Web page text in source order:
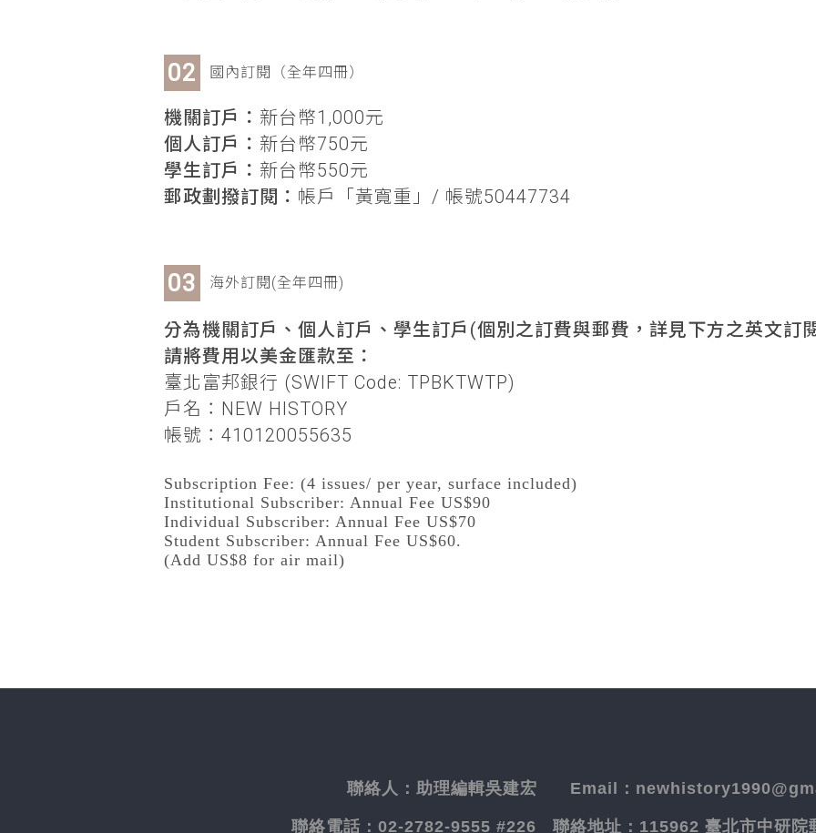
國內訂閱（全年四冊）
機關訂戶： 新台幣1,000元
個人訂戶： 新台幣750元
學生訂戶： 新台幣550元
郵政劃撥訂閱： 帳戶「黃寬重」/ 帳號50447734
海外訂閱(全年四冊)
分為機關訂戶、個人訂戶、學生訂戶(個別之訂費與郵費，詳見下方之英文訂
請將費用以美金匯款至：
臺北富邦銀行 (SWIFT Code: TPBKTWTP)
戶名：NEW HISTORY
帳號：410120055635
Subscription Fee: (4 issues/ per year, surface included)
Institutional Subscriber: Annual Fee US$90
Individual Subscriber: Annual Fee US$70
Student Subscriber: Annual Fee US$60.
(Add US$8 for air mail)
聯絡人： 助理編輯吳建宏 Email：
聯絡電話： 02-2782-9555 #226 聯絡地址： 115962 臺北市中研院